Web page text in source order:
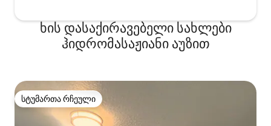
ხის დასაქირავებელი სახლები
ჰიდრომასაჟიანი აუზით
სტუმართა რჩეული
სტუმართა რჩეული